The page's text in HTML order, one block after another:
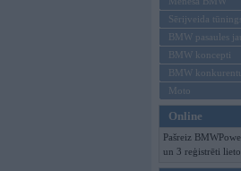
Sērijveida
BMW pasaules
BMW koncepti
BMW
Moto
Online
Pašreiz
un 3 reģistrēti